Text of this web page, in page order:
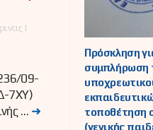
|
09-
7ΧΥ)
… ➜
Πρόσκληση
συμπλήρωση
τοποθέτηση
(γενικής